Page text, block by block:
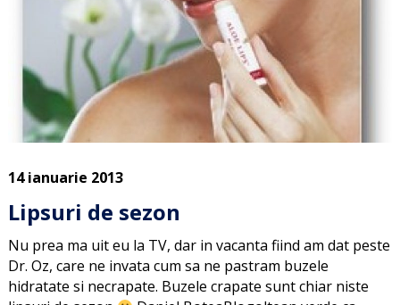
14 ianuarie 2013
Lipsuri de sezon
Nu prea ma uit eu la TV, dar in vacanta fiind am dat peste
Dr. Oz, care ne invata cum sa ne pastram buzele
hidratate si necrapate. Buzele crapate sunt chiar niste